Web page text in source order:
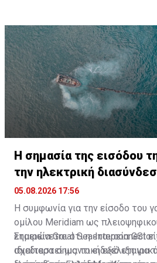
από απόρριψη αποτσίγαρου».
H σημασία της εισόδου
την ηλεκτρική
Κύπρου
05.08.2026 17:56
Η συμφωνία για την είσοδο του
ομίλου Meridiam ως
εταιρεία Great Sea Interconnector
ιδιαίτερα σημαντική εξέλιξη για
Σημειώνεται ότι η εταιρεία GSI
σχεδιαστεί ως το ειδικό